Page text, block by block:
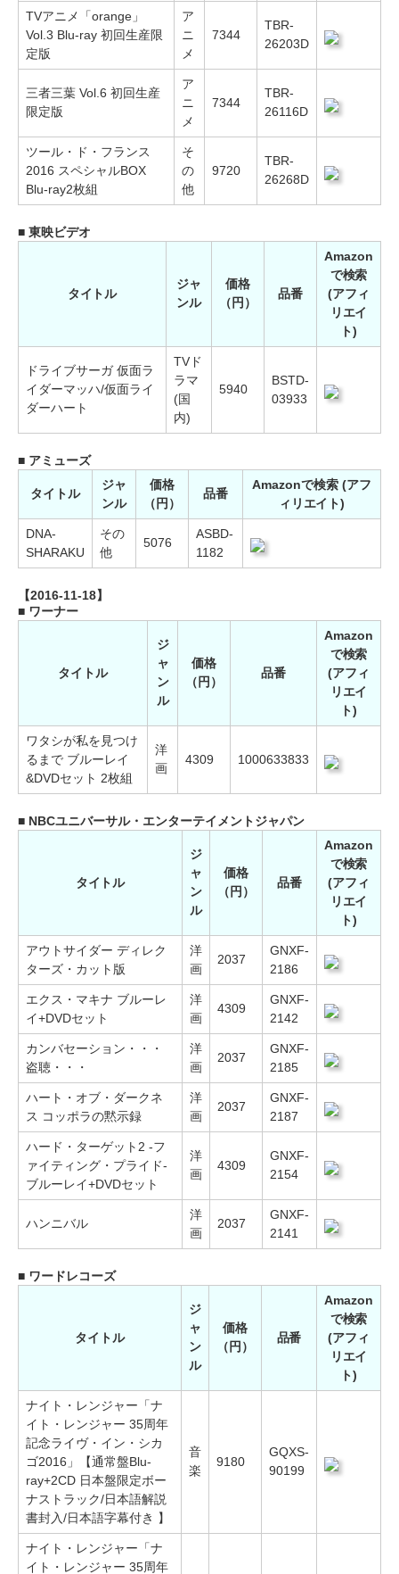
TVアニメ「orange」
Vol.3 Blu-ray 初回生産限
定版
ア
ニ
メ
7344
TBR-
26203D
三者三葉 Vol.6 初回生産
限定版
ア
ニ
メ
7344
TBR-
26116D
ツール・ド・フランス
2016 スペシャルBOX
Blu-ray2枚組
そ
の
他
9720
TBR-
26268D
■ 東映ビデオ
タイトル
ジャ
ンル
価格
（円）
品番
Amazon
で検索
(アフィ
リエイ
ト)
ドライブサーガ 仮面ラ
イダーマッハ/仮面ライ
ダーハート
TVド
ラマ
(国
内)
5940
BSTD-
03933
■ アミューズ
タイトル
ジャ
ンル
価格
（円）
品番
Amazonで検索 (アフ
ィリエイト)
DNA-
SHARAKU
その
他
5076
ASBD-
1182
【2016-11-18】
■ ワーナー
タイトル
ジ
ャ
ン
ル
価格
（円）
品番
Amazon
で検索
(アフィ
リエイ
ト)
ワタシが私を見つけ
るまで ブルーレイ
&DVDセット 2枚組
洋
画
4309 1000633833
■ NBCユニバーサル・エンターテイメントジャパン
タイトル
ジ
ャ
ン
ル
価格
（円）
品番
Amazon
で検索
(アフィ
リエイ
ト)
アウトサイダー ディレク
ターズ・カット版
洋
画
2037
GNXF-
2186
エクス・マキナ ブルーレ
イ+DVDセット
洋
画
4309
GNXF-
2142
カンバセーション・・・
盗聴・・・
洋
画
2037
GNXF-
2185
ハート・オブ・ダークネ
ス コッポラの黙示録
洋
画
2037
GNXF-
2187
ハード・ターゲット2 -フ
ァイティング・プライド-
ブルーレイ+DVDセット
洋
画
4309
GNXF-
2154
ハンニバル
洋
画
2037
GNXF-
2141
■ ワードレコーズ
タイトル
ジ
ャ
ン
ル
価格
（円）
品番
Amazon
で検索
(アフィ
リエイ
ト)
ナイト・レンジャー「ナ
イト・レンジャー 35周年
記念ライヴ・イン・シカ
ゴ2016」【通常盤Blu-
ray+2CD 日本盤限定ボー
ナストラック/日本語解説
書封入/日本語字幕付き 】
音
楽
9180
GQXS-
90199
ナイト・レンジャー「ナ
イト・レンジャー 35周年